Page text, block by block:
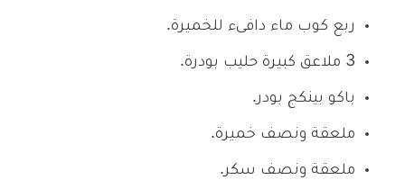
ربع كوب ماء دافىء للخميرة.
3 ملاعق كبيرة حليب بودرة.
باكو بينكج بودر.
ملعقة ونصف خميرة.
ملعقة ونصف سكر.